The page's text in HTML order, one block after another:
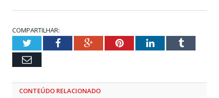
COMPARTILHAR:
TwitterFacebookGoogle+PinterestLinkedInTumblr
Email
CONTEÚDO RELACIONADO